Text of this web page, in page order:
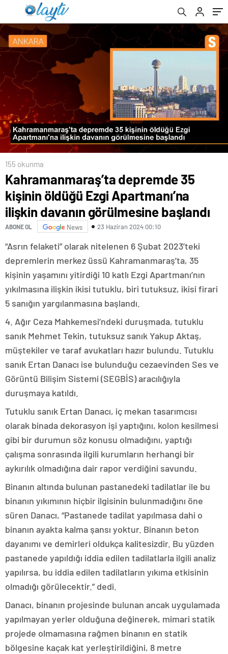
görülmesine başlandı
155 okunma
Kahramanmaraş’ta depremde 35
kişinin öldüğü Ezgi Apartmanı’na
ilişkin davanın görülmesine başlandı
ABONE OL News 23 Haziran 2024 00:10
“Asrın felaketi” olarak nitelenen 6 Şubat 2023’teki
depremlerin merkez üssü Kahramanmaraş’ta, 35
kişinin yaşamını yitirdiği 10 katlı Ezgi Apartmanı’nın
yıkılmasına ilişkin ikisi tutuklu, biri tutuksuz, ikisi firari
5 sanığın yargılanmasına başlandı.
4. Ağır Ceza Mahkemesi’ndeki duruşmada, tutuklu
sanık Mehmet Tekin, tutuksuz sanık Yakup Aktaş,
müştekiler ve taraf avukatları hazır bulundu. Tutuklu
sanık Ertan Danacı ise bulunduğu cezaevinden Ses ve
Görüntü Bilişim Sistemi (SEGBİS) aracılığıyla
duruşmaya katıldı.
Tutuklu sanık Ertan Danacı, iç mekan tasarımcısı
olarak binada dekorasyon işi yaptığını, kolon kesilmesi
gibi bir durumun söz konusu olmadığını, yaptığı
çalışma sonrasında ilgili kurumların herhangi bir
aykırılık olmadığına dair rapor verdiğini savundu.
Binanın altında bulunan pastanedeki tadilatlar ile bu
binanın yıkımının hiçbir ilgisinin bulunmadığını öne
süren Danacı, “Pastanede tadilat yapılmasa dahi o
binanın ayakta kalma şansı yoktur. Binanın beton
dayanımı ve demirleri oldukça kalitesizdir. Bu yüzden
pastanede yapıldığı iddia edilen tadilatlarla ilgili analiz
yapılırsa, bu iddia edilen tadilatların yıkıma etkisinin
olmadığı görülecektir.” dedi.
Danacı, binanın projesinde bulunan ancak uygulamada
yapılmayan yerler olduğuna değinerek, mimari statik
projede olmamasına rağmen binanın en statik
bölgesine kaçak kat yerleştirildiğini, 8 metre